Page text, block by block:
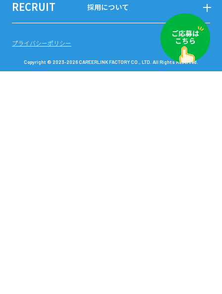
営業支援G_長兼営業管理課長
運用室
人材開発G_コーディネート2課長
インターナショナル人材推進室
RECRUIT 採用について
人事担当より
募集要項一覧
募集要項 新卒
プライバシーポリシー
Copyright © 2023-2026 CAREERLINK FACTORY CO., LTD. All Rights Reserved.